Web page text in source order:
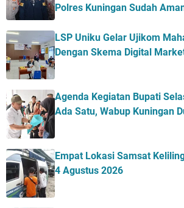
Polres Kuningan Sudah
LSP Uniku Gelar Ujikom
Dengan Skema Digital
Agenda Kegiatan Bupati
Ada Satu, Wabup Kuningan
Empat Lokasi Samsat
4 Agustus 2026